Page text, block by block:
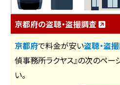
京都府の盗聴・盗撮調査
京都府で料金が安い盗聴・盗
偵事務所ラクヤス』の次のペー
い。